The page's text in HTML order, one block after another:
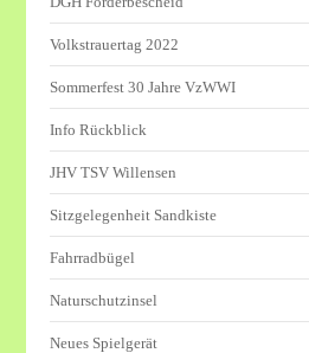
Volkstrauertag 2022
Sommerfest 30 Jahre VzWWI
Info Rückblick
JHV TSV Willensen
Sitzgelegenheit Sandkiste
Fahrradbügel
Naturschutzinsel
Neues Spielgerät